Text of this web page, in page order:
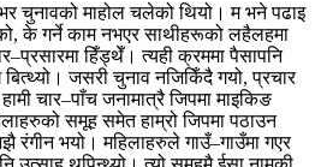
चुनावको माहोल चलेको थियो। म भने पढाइ
के गर्ने काम नभएर साथीहरूको लहैलहमा
हिँड्थेँ। त्यही क्रममा पैसापनि
बित्थ्यो। जसरी चुनाव नजिकिँदै गयो, प्रचार
चार–पाँच जनामात्रै जिपमा माइकिङ
समूह समेत हाम्रो जिपमा पठाउन
रंगीन भयो। महिलाहरुले गाउँ–गाउँमा गएर